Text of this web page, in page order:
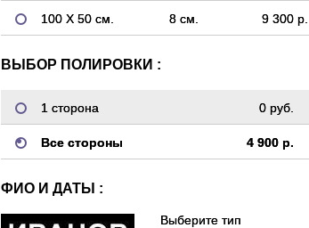
100 Х 50 см. 8 см. 9 300 р.
ВЫБОР ПОЛИРОВКИ :
1 сторона 0 руб.
Все стороны 4 900 р.
ФИО И ДАТЫ :
Выберите тип